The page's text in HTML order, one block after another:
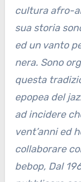
cultura afro-
sua storia
ed un vanto
nera. Sono
questa
epopea del
ad incidere
vent’anni ed
collaborare
bebop, Dal